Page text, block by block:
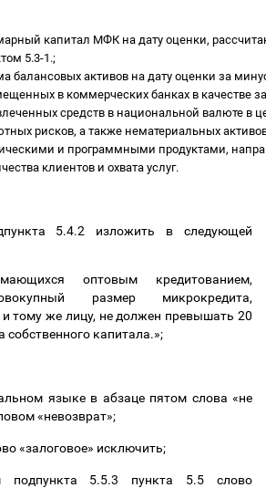
капитал МФК на дату оценки,
5.3-1.;
балансовых активов на дату оценки за
в коммерческих банках в качестве
средств в национальной валюте в
рисков, а также нематериальных
и программными продуктами,
клиентов и охвата услуг.
5.4.2 изложить в следующей
оптовым кредитованием,
размер микрокредита,
тому же лицу, не должен превышать 20
собственного капитала.»;
языке в абзаце пятом слова «не
«невозврат»;
«залоговое» исключить;
подпункта 5.5.3 пункта 5.5 слово